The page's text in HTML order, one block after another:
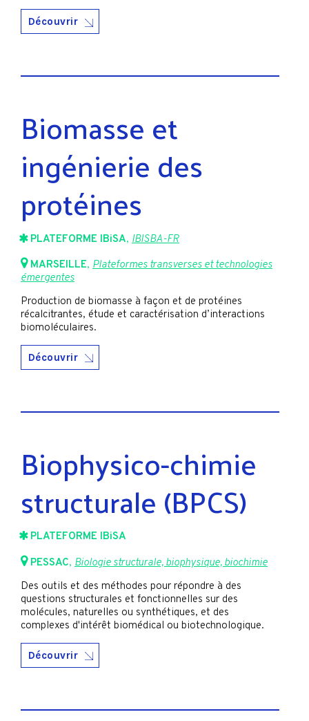
Découvrir
Biomasse et
ingénierie des
protéines
PLATEFORME IBiSA, IBISBA-FR
MARSEILLE, Plateformes transverses et technologies
émergentes
Production de biomasse à façon et de protéines
récalcitrantes, étude et caractérisation d’interactions
biomoléculaires.
Découvrir
Biophysico-chimie
structurale (BPCS)
PLATEFORME IBiSA
PESSAC, Biologie structurale, biophysique, biochimie
Des outils et des méthodes pour répondre à des
questions structurales et fonctionnelles sur des
molécules, naturelles ou synthétiques, et des
complexes d'intérêt biomédical ou biotechnologique.
Découvrir